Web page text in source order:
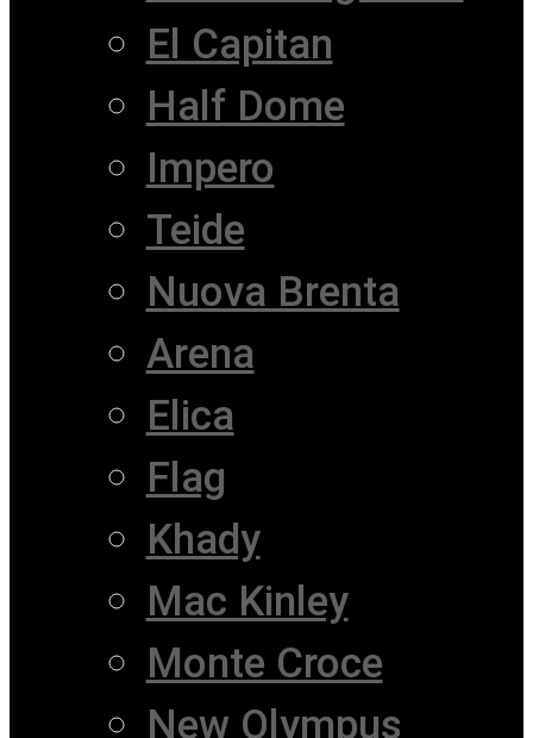
El Capitan
Half Dome
Impero
Teide
Nuova Brenta
Arena
Elica
Flag
Khady
Mac Kinley
Monte Croce
New Olympus